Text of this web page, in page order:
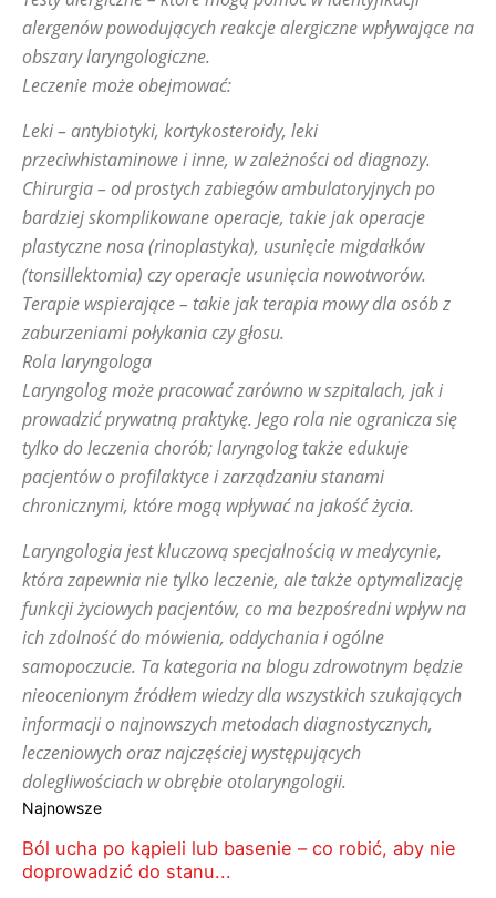
alergenów powodujących reakcje alergiczne wpływające na
obszary laryngologiczne.
Leczenie może obejmować:
Leki – antybiotyki, kortykosteroidy, leki
przeciwhistaminowe i inne, w zależności od diagnozy.
Chirurgia – od prostych zabiegów ambulatoryjnych po
bardziej skomplikowane operacje, takie jak operacje
plastyczne nosa (rinoplastyka), usunięcie migdałków
(tonsillektomia) czy operacje usunięcia nowotworów.
Terapie wspierające – takie jak terapia mowy dla osób z
zaburzeniami połykania czy głosu.
Rola laryngologa
Laryngolog może pracować zarówno w szpitalach, jak i
prowadzić prywatną praktykę. Jego rola nie ogranicza się
tylko do leczenia chorób; laryngolog także edukuje
pacjentów o profilaktyce i zarządzaniu stanami
chronicznymi, które mogą wpływać na jakość życia.
Laryngologia jest kluczową specjalnością w medycynie,
która zapewnia nie tylko leczenie, ale także optymalizację
funkcji życiowych pacjentów, co ma bezpośredni wpływ na
ich zdolność do mówienia, oddychania i ogólne
samopoczucie. Ta kategoria na blogu zdrowotnym będzie
nieocenionym źródłem wiedzy dla wszystkich szukających
informacji o najnowszych metodach diagnostycznych,
leczeniowych oraz najczęściej występujących
dolegliwościach w obrębie otolaryngologii.
Najnowsze
Ból ucha po kąpieli lub basenie – co robić, aby nie
doprowadzić do stanu...